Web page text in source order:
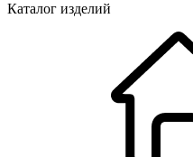
Каталог изделий